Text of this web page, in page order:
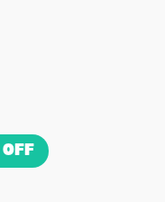
OFF